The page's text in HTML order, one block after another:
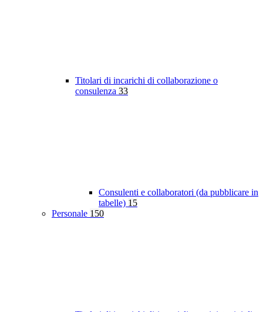
Titolari di incarichi di collaborazione o
consulenza 33
Consulenti e collaboratori (da pubblicare in
tabelle) 15
Personale 150